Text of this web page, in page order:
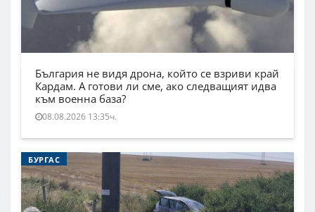
България не видя дрона, който се взриви край
Кардам. А готови ли сме, ако следващият идва
към военна база?
08.08.2026 13:35ч.
БУРГАС